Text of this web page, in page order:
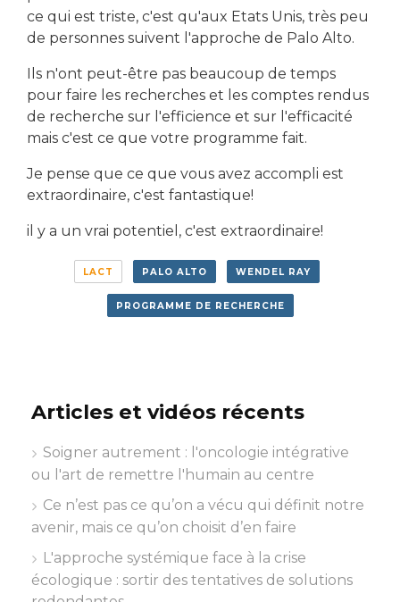
Articles et vidéos récents
Soigner autrement : l'oncologie intégrative
ou l'art de remettre l'humain au centre
Ce n’est pas ce qu’on a vécu qui définit notre
avenir, mais ce qu’on choisit d’en faire
L'approche systémique face à la crise
écologique : sortir des tentatives de solutions
ce qui est triste, c'est qu'aux Etats Unis, très peu
de personnes suivent l'approche de Palo Alto.
Ils n'ont peut-être pas beaucoup de temps
pour faire les recherches et les comptes rendus
de recherche sur l'efficience et sur l'efficacité
mais c'est ce que votre programme fait.
Je pense que ce que vous avez accompli est
extraordinaire, c'est fantastique!
il y a un vrai potentiel, c'est extraordinaire!
LACT PALO ALTO WENDEL RAY
PROGRAMME DE RECHERCHE